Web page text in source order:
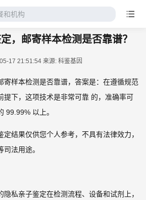
和机构
，邮寄样本检测是否靠谱？
17 21:51:54 来源: 科鉴基因
寄样本检测是否靠谱，答案是：在遵循规范
提下，这项技术是非常可靠 的，准确率可
99.99% 以上。
结果仅供您个人参考，不具有法律效力，
法用途。
私亲子鉴定在检测流程、设备和试剂上，